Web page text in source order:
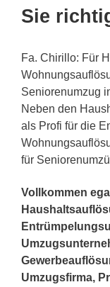
Sie
Fa. Chirillo: Für
Seniorenumzug
Neben den
als Profi für die
für
Vollkommen
Umzugsfirma,